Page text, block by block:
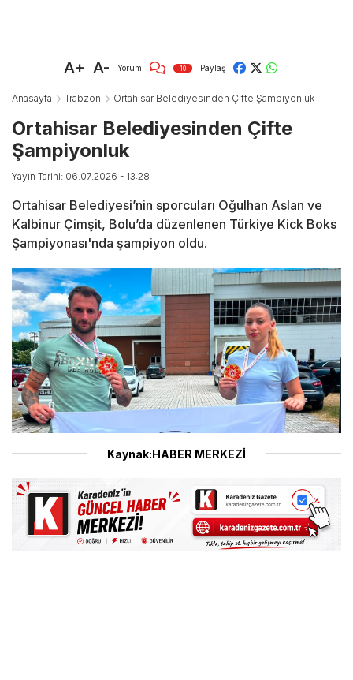
A+ A- Yorum 10 Paylaş
Anasayfa Trabzon Ortahisar Belediyesinden Çifte Şampiyonluk
Ortahisar Belediyesinden Çifte
Şampiyonluk
Yayın Tarihi: 06.07.2026 - 13:28
Ortahisar Belediyesi’nin sporcuları Oğulhan Aslan ve
Kalbinur Çimşit, Bolu’da düzenlenen Türkiye Kick Boks
Şampiyonası'nda şampiyon oldu.
Kaynak:HABER MERKEZİ